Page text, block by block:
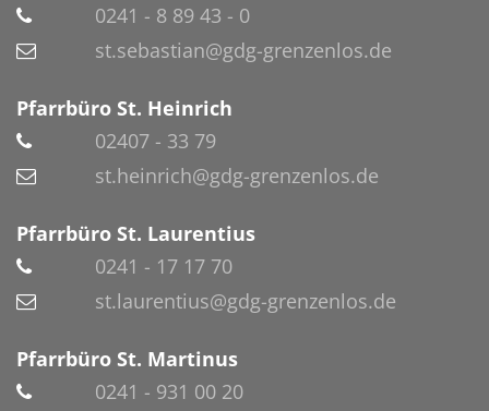
0241 - 8 89 43 - 0
st.sebastian@gdg-grenzenlos.de
Pfarrbüro St. Heinrich
02407 - 33 79
st.heinrich@gdg-grenzenlos.de
Pfarrbüro St. Laurentius
0241 - 17 17 70
st.laurentius@gdg-grenzenlos.de
Pfarrbüro St. Martinus
0241 - 931 00 20